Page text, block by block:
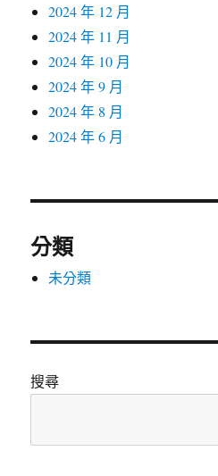
2024 年 12 月
2024 年 11 月
2024 年 10 月
2024 年 9 月
2024 年 8 月
2024 年 6 月
分類
未分類
搜尋